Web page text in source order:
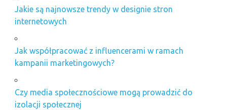
Jakie są najnowsze trendy w designie stron
internetowych
Jak współpracować z influencerami w ramach
kampanii marketingowych?
Czy media społecznościowe mogą prowadzić do
izolacji społecznej